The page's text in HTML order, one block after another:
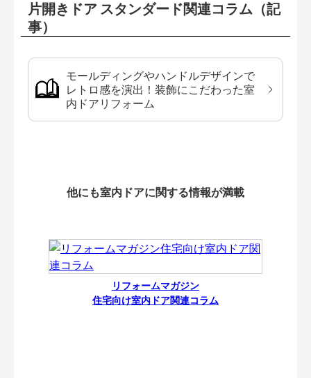
片開きドア スタンダード関連コラム（記
事）
モールディングやハンドルデザインで
レトロ感を演出！装飾にこだわった室
内ドアリフォーム
他にも室内ドアに関する情報が満載
リフォームマガジン
住宅向け室内ドア関連コラム